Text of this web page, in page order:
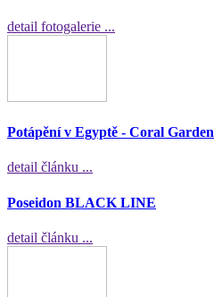
detail fotogalerie ...
Potápění v Egyptě - Coral Garden
detail článku ...
Poseidon BLACK LINE
detail článku ...